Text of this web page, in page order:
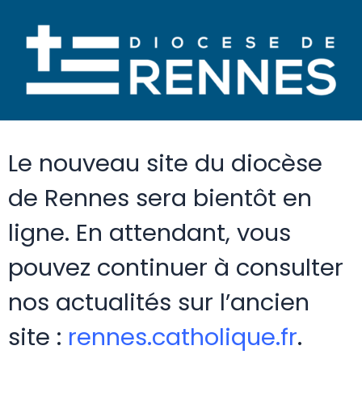
Le nouveau site du diocèse
de Rennes sera bientôt en
ligne. En attendant, vous
pouvez continuer à consulter
nos actualités sur l’ancien
site : rennes.catholique.fr.